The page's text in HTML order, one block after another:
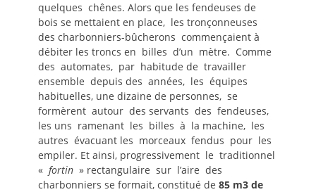
quelques chênes. Alors que les fendeuses de
bois se mettaient en place, les tronçonneuses
des charbonniers-bûcherons commençaient à
débiter les troncs en billes d’un mètre. Comme
des automates, par habitude de travailler
ensemble depuis des années, les équipes
habituelles, une dizaine de personnes, se
formèrent autour des servants des fendeuses,
les uns ramenant les billes à la machine, les
autres évacuant les morceaux fendus pour les
empiler. Et ainsi, progressivement le traditionnel
« fortin » rectangulaire sur l’aire des
charbonniers se formait, constitué de 85 m3 de